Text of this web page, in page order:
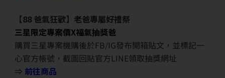
【88 爸氣狂歡】老爸專屬好禮祭
三星限定專案價X福氣抽獎爸
購買三星專案機購後於FB/IG發布開箱貼文，並標記一
心官方帳號，截圖回貼官方LINE領取抽獎網址
⇒ 前往商品